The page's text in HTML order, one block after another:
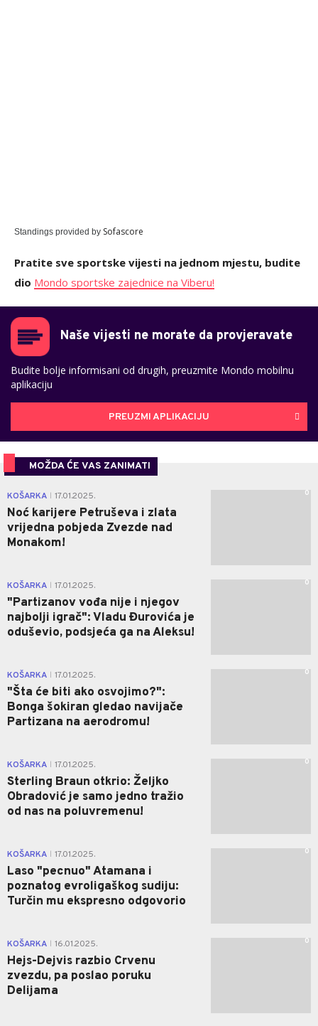
Standings provided by Sofascore
Pratite sve sportske vijesti na jednom mjestu, budite
dio Mondo sportske zajednice na Viberu!
Naše vijesti ne morate da provjeravate
Budite bolje informisani od drugih, preuzmite Mondo mobilnu
aplikaciju
PREUZMI APLIKACIJU
MOŽDA ĆE VAS ZANIMATI
KOŠARKA 17.01.2025.
Noć karijere Petruševa i zlata
vrijedna pobjeda Zvezde nad
Monakom!
0
KOŠARKA 17.01.2025.
"Partizanov vođa nije i njegov
najbolji igrač": Vladu Đurovića je
oduševio, podsjeća ga na Aleksu!
0
KOŠARKA 17.01.2025.
"Šta će biti ako osvojimo?":
Bonga šokiran gledao navijače
Partizana na aerodromu!
0
KOŠARKA 17.01.2025.
Sterling Braun otkrio: Željko
Obradović je samo jedno tražio
od nas na poluvremenu!
0
KOŠARKA 17.01.2025.
Laso "pecnuo" Atamana i
poznatog evroligaškog sudiju:
Turčin mu ekspresno odgovorio
0
KOŠARKA 16.01.2025.
Hejs-Dejvis razbio Crvenu
zvezdu, pa poslao poruku
Delijama
0